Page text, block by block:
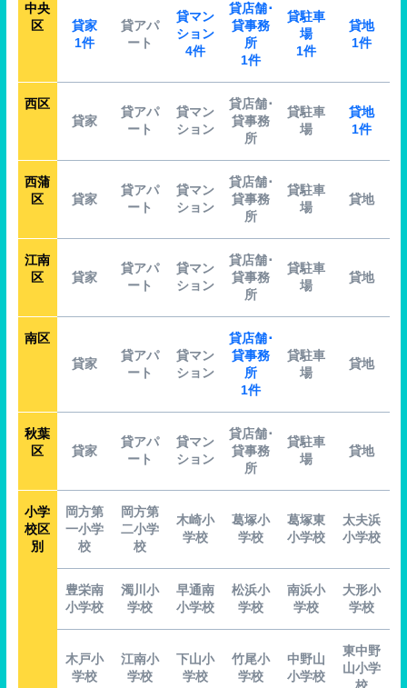
中央
区
貸家
1件
貸アパ
ート
貸マン
ション
4件
貸店舗･
貸事務
所
1件
貸駐車
場
1件
貸地
1件
西区
貸家
貸アパ
ート
貸マン
ション
貸店舗･
貸事務
所
貸駐車
場
貸地
1件
西蒲
区
貸家
貸アパ
ート
貸マン
ション
貸店舗･
貸事務
所
貸駐車
場
貸地
江南
区
貸家
貸アパ
ート
貸マン
ション
貸店舗･
貸事務
所
貸駐車
場
貸地
南区
貸家
貸アパ
ート
貸マン
ション
貸店舗･
貸事務
所
1件
貸駐車
場
貸地
秋葉
区
貸家
貸アパ
ート
貸マン
ション
貸店舗･
貸事務
所
貸駐車
場
貸地
小学
校区
別
岡方第
一小学
校
岡方第
二小学
校
木崎小
学校
葛塚小
学校
葛塚東
小学校
太夫浜
小学校
豊栄南
小学校
濁川小
学校
早通南
小学校
松浜小
学校
南浜小
学校
大形小
学校
木戸小
学校
江南小
学校
下山小
学校
竹尾小
学校
中野山
小学校
東中野
山小学